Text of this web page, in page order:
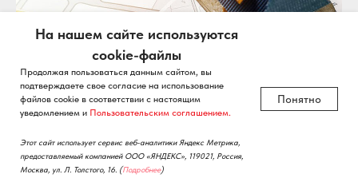
На нашем сайте используются
cookie-файлы
Продолжая пользоваться данным сайтом, вы
подтверждаете свое согласие на использование
файлов cookie в соответствии с настоящим
уведомлением и Пользовательским соглашением.
Этот сайт использует сервис веб-аналитики Яндекс Метрика,
предоставляемый компанией ООО «ЯНДЕКС», 119021, Россия,
Москва, ул. Л. Толстого, 16. (Подробнее)
Понятно